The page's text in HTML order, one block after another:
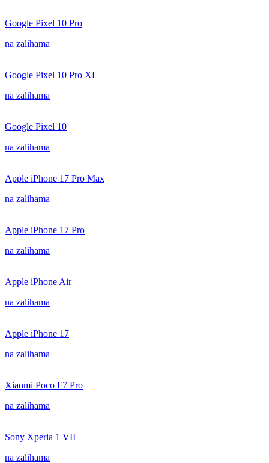
Google Pixel 10 Pro
na zalihama
Google Pixel 10 Pro XL
na zalihama
Google Pixel 10
na zalihama
Apple iPhone 17 Pro Max
na zalihama
Apple iPhone 17 Pro
na zalihama
Apple iPhone Air
na zalihama
Apple iPhone 17
na zalihama
Xiaomi Poco F7 Pro
na zalihama
Sony Xperia 1 VII
na zalihama